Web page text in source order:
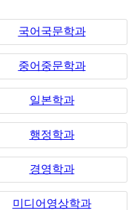
국어국문학과
중어중문학과
일본학과
행정학과
경영학과
미디어영상학과